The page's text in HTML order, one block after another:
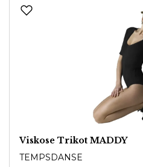
Viskose Trikot MADDY
TEMPSDANSE